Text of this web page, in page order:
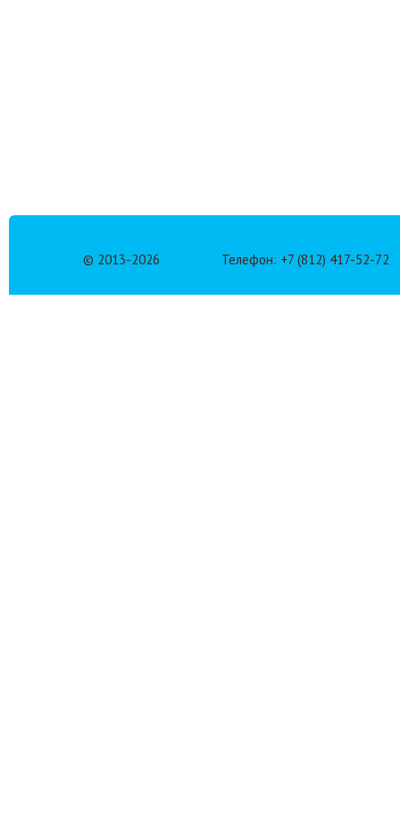
© 2013-2026 Телефон: +7 (812) 417-52-72